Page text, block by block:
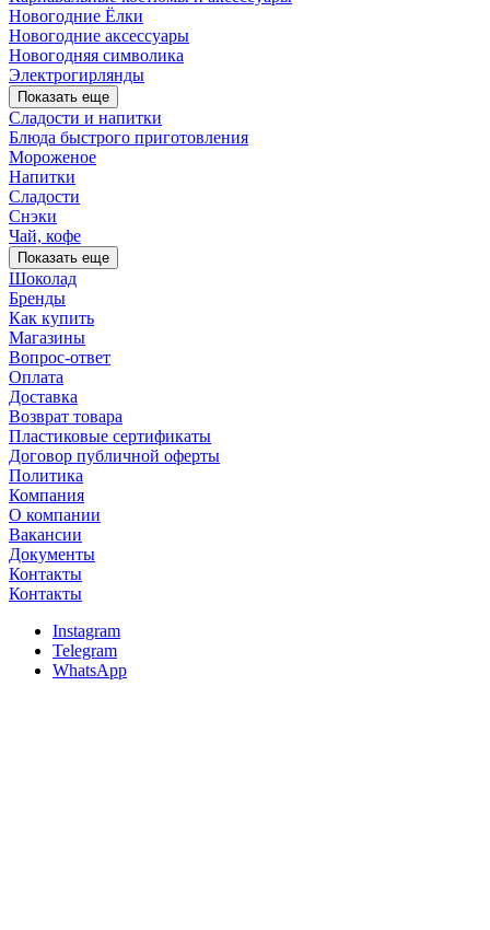
Новогодние Ёлки
Новогодние аксессуары
Новогодняя символика
Электрогирлянды
Показать еще
Сладости и напитки
Блюда быстрого приготовления
Мороженое
Напитки
Сладости
Снэки
Чай, кофе
Показать еще
Шоколад
Бренды
Как купить
Магазины
Вопрос-ответ
Оплата
Доставка
Возврат товара
Пластиковые сертификаты
Договор публичной оферты
Политика
Компания
О компании
Вакансии
Документы
Контакты
Контакты
Instagram
Telegram
WhatsApp